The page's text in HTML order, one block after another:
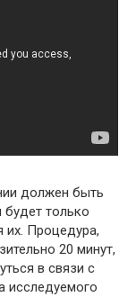
должен быть
будет только
их. Процедура,
20 минут,
в связи с
исследуемого